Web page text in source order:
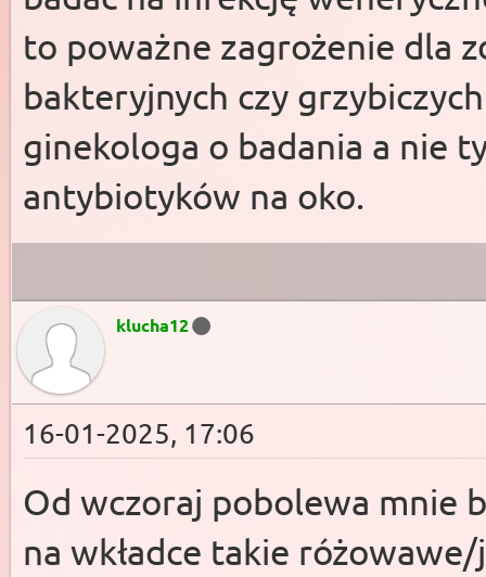
to poważne zagrożenie dla
bakteryjnych czy
ginekologa o badania a nie
antybiotyków na oko.
klucha12
16-01-2025, 17:06
Od wczoraj pobolewa mnie
na wkładce takie